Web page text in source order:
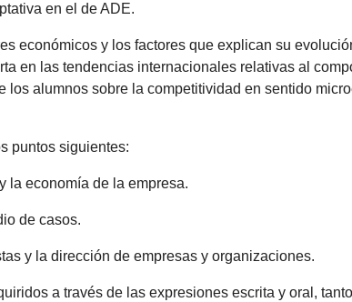
en el de ADE.
económicos y los factores que explican su
en las tendencias internacionales relativas al
alumnos sobre la competitividad en sentido
puntos siguientes:
la economía de la empresa.
de casos.
y la dirección de empresas y organizaciones.
a través de las expresiones escrita y oral,